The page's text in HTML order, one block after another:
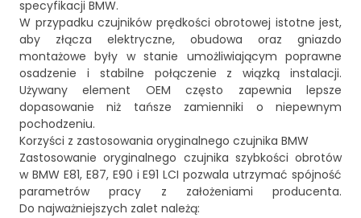
specyfikacji BMW.
W przypadku czujników prędkości obrotowej istotne jest,
aby złącza elektryczne, obudowa oraz gniazdo
montażowe były w stanie umożliwiającym poprawne
osadzenie i stabilne połączenie z wiązką instalacji.
Używany element OEM często zapewnia lepsze
dopasowanie niż tańsze zamienniki o niepewnym
pochodzeniu.
Korzyści z zastosowania oryginalnego czujnika BMW
Zastosowanie oryginalnego czujnika szybkości obrotów
w BMW E81, E87, E90 i E91 LCI pozwala utrzymać spójność
parametrów pracy z założeniami producenta.
Do najważniejszych zalet należą: